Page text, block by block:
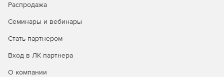
Распродажа
Семинары и вебинары
Стать партнером
Вход в ЛК партнера
О компании